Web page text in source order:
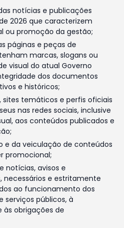
notícias e publicações
2026 que caracterizem
ou promoção da gestão;
páginas e peças de
marcas, slogans ou
visual do atual Governo
dos documentos
e históricos;
sites temáticos e perfis oficiais
nas redes sociais, inclusive
aos conteúdos publicados e
e da veiculação de conteúdos
promocional;
notícias, avisos e
necessários e estritamente
ao funcionamento dos
serviços públicos, à
obrigações de